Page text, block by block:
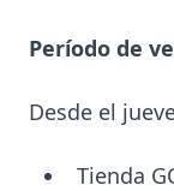
Período de
Desde el
Tienda